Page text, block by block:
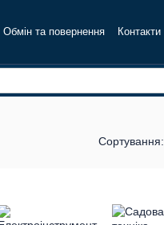
Обмін та повернення Контакти
Сортування: